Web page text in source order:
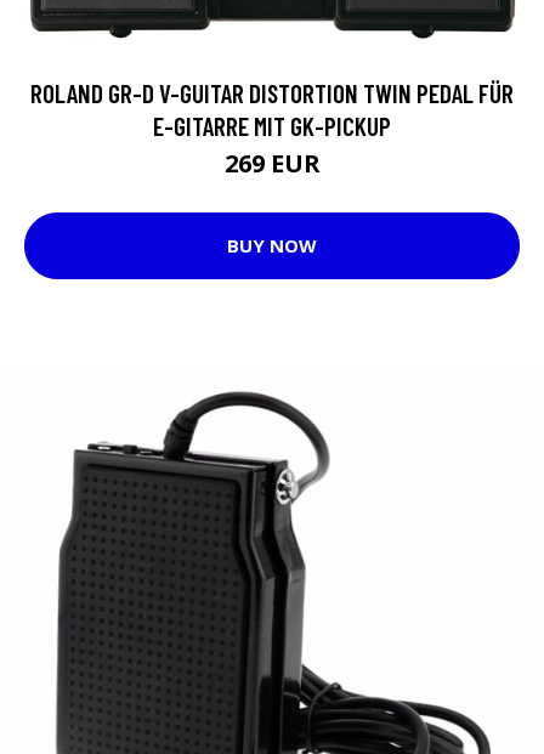
ROLAND GR-D V-GUITAR DISTORTION TWIN PEDAL FÜR
E-GITARRE MIT GK-PICKUP
269 EUR
BUY NOW